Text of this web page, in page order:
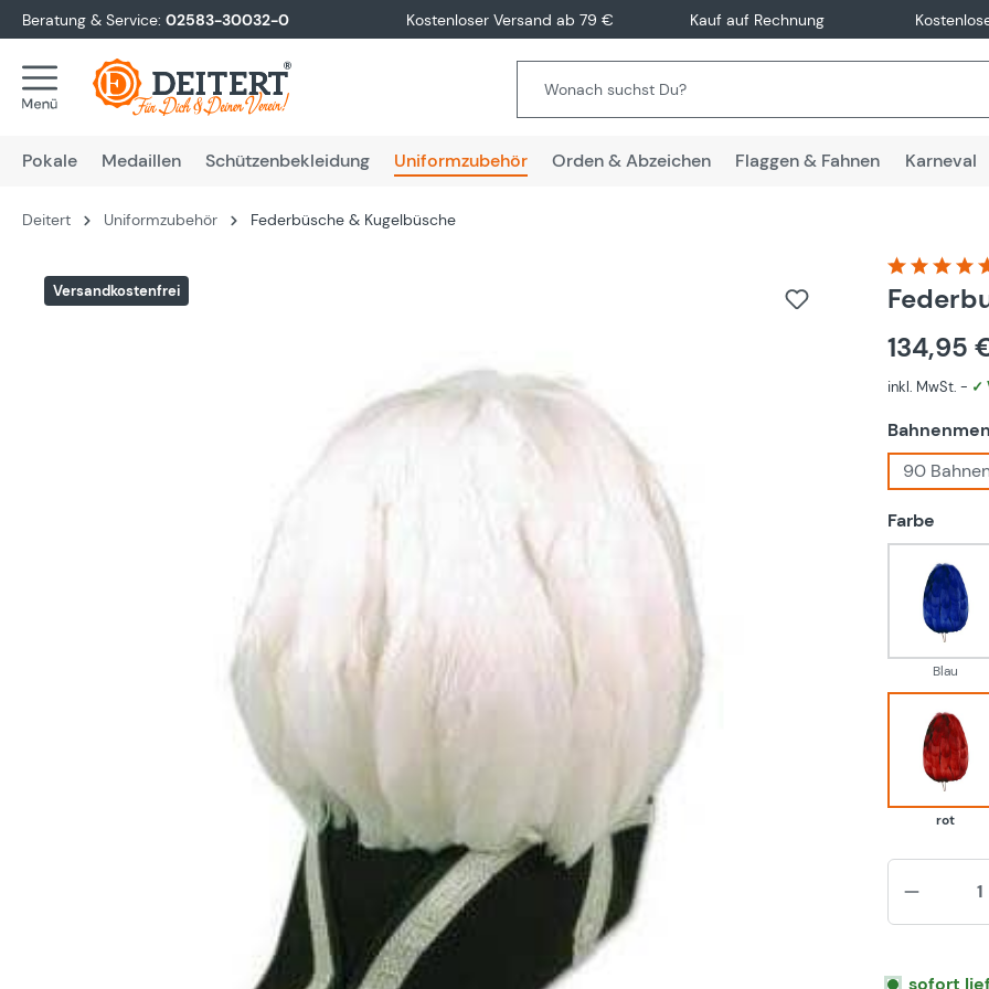
Zur Hauptnavigation springen
Beratung & Service: 02583-30032-0 Kostenloser Versand ab 79 € Kauf auf Rechnung
Pokale Medaillen Schützenbekleidung Uniformzubehör Orden & Abzeichen Flaggen & Fahnen Karneval
Deitert Uniformzubehör Federbüsche & Kugelbüsche
Versandkostenfrei
134,95
inkl. MwSt. - ✓
90
Farbe
Blau
Blau
rot
rot
sofort